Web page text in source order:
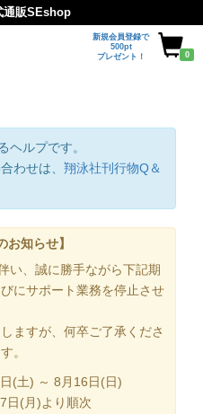
通販SEshop
新規会員登録で
500pt
プレゼント！
0
ヘルプです。
わせは、 翔泳社刊行物Q＆
お知らせ】
い、誠に勝手ながら下記期
にサポート業務を停止させ
ますが、何卒ご了承くださ
。
(土) ～ 8月16日(日)
(月)より順次